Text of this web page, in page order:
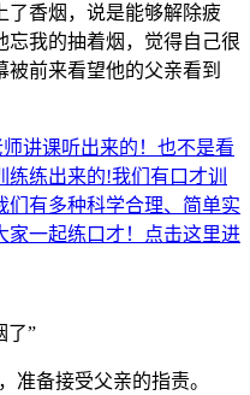
了香烟，说是能够解除疲
忘我的抽着烟，觉得自己很
前来看望他的父亲看到
讲课听出来的！也不是看
练出来的!我们有口才训
们有多种科学合理、简单实
家一起练口才！点击这里进
了”
准备接受父亲的指责。